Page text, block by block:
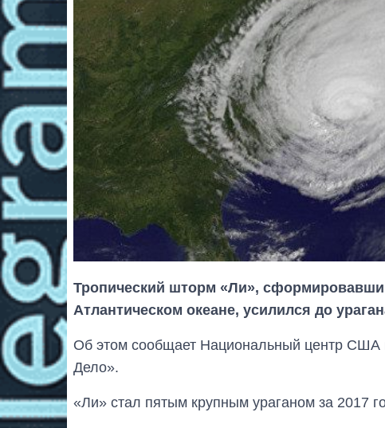
Тропический шторм «Ли»,
Атлантическом океане, усилился до
Об этом сообщает Национальный центр США
Дело».
«Ли» стал пятым крупным ураганом за 2017